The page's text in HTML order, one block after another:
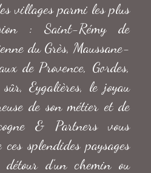
villages parmi les plus
: Saint-Rémy de
du Grès, Maussane-
de Provence, Gordes,
Eygalières, le joyau
de son métier et de
& Partners vous
splendides paysages
d’un chemin ou